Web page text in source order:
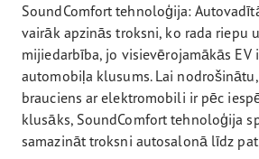
SoundComfort tehnoloģija:
vairāk apzinās troksni, ko rada riepu
mijiedarbība, jo visievērojamākās EV
automobiļa klusums. Lai
brauciens ar elektromobili ir pēc
klusāks, SoundComfort tehnoloģija
samazināt troksni autosalonā līdz pat